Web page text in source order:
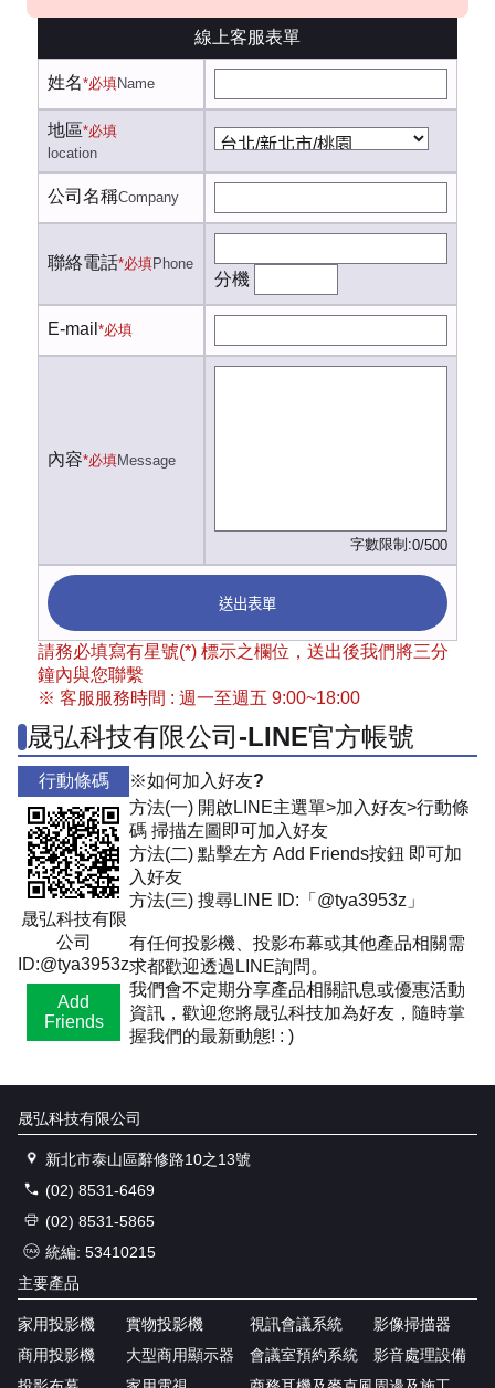
線上客服表單
姓名*必填Name
地區*必填
location
公司名稱Company
聯絡電話*必填Phone
分機
E-mail *必填
內容*必填Message
字數限制:0/500
送出表單
請務必填寫有星號(*) 標示之欄位，送出後我們將三分
鐘內與您聯繫
※ 客服服務時間 : 週一至週五 9:00~18:00
晟弘科技有限公司-LINE官方帳號
行動條碼
晟弘科技有限
公司
ID:@tya3953z
Add
Friends
※如何加入好友?
方法(一) 開啟LINE主選單>加入好友>行動條
碼 掃描左圖即可加入好友
方法(二) 點擊左方 Add Friends按鈕 即可加
入好友
方法(三) 搜尋LINE ID:「@tya3953z」
有任何投影機、投影布幕或其他產品相關需
求都歡迎透過LINE詢問。
我們會不定期分享產品相關訊息或優惠活動
資訊，歡迎您將晟弘科技加為好友，隨時掌
握我們的最新動態! : )
晟弘科技有限公司
新北市泰山區辭修路10之13號
(02) 8531-6469
(02) 8531-5865
統編: 53410215
主要產品
家用投影機
商用投影機
實物投影機
大型商用顯示器
視訊會議系統
會議室預約系統
影像掃描器
影音處理設備